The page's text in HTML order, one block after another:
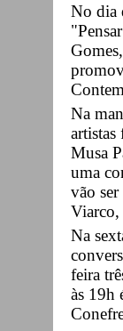
No dia
Na
Musa
uma
vão
Viarco,
Na
feira
às 19h